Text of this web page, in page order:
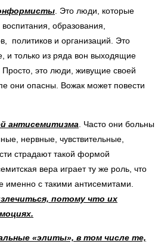
. Это люди, которые
образования,
политиков и организаций. Это
и только из ряда вон выходящие
Просто, это люди, живущие своей
они опасны. Вожак может повести
антисемитизма. Часто они больны
нервные, чувствительные,
страдают такой формой
вера играет ту же роль, что
именно с такими антисемитами.
потому что их
«элиты», в том числе те,